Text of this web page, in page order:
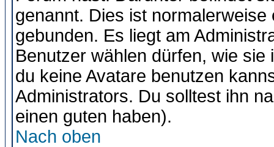
genannt. Dies ist
gebunden. Es liegt am
Benutzer wählen dürfen, wie
du keine Avatare benutzen
Administrators. Du solltest ihn
einen guten haben).
Nach oben